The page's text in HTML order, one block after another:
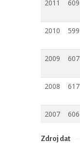
2011 609
2010
599
2009
607
2008
617
2007
606
Zdroj dat